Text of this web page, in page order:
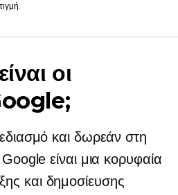
οι
και δωρεάν στη
είναι μια κορυφαία
και δημοσίευσης